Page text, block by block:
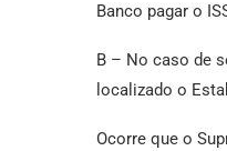
Banco pagar o
B – No caso de
localizado o
Ocorre que o